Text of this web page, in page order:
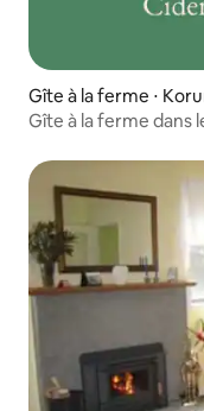
Gîte à la ferme ⋅
Gîte à la ferme dans